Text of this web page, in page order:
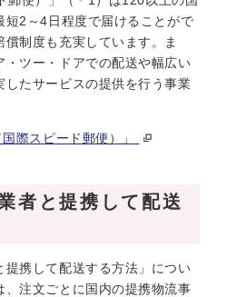
短2～4日程度で届けることがで
制度も充実しています。ま
・ツー・ドアでの配送や幅広い
したサービスの提供を行う事業
際スピード郵便）」
者と提携して配送
提携して配送する方法」につい
、注文ごとに国内の提携物流事